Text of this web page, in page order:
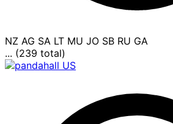
NZ AG SA LT MU JO SB RU GA
... (239 total)